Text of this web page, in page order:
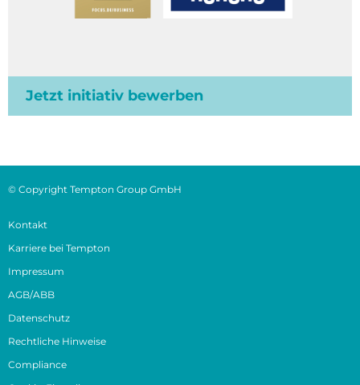
Jetzt initiativ bewerben
© Copyright Tempton Group GmbH
Kontakt
Karriere bei Tempton
Impressum
AGB/ABB
Datenschutz
Rechtliche Hinweise
Compliance